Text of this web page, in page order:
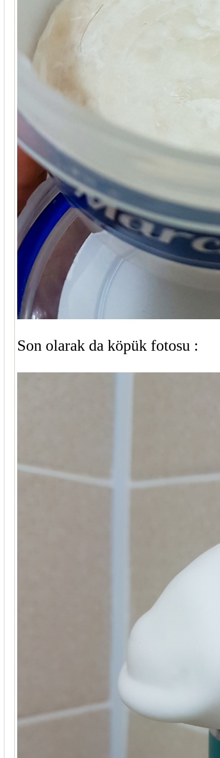
Son olarak da köpük fotosu :